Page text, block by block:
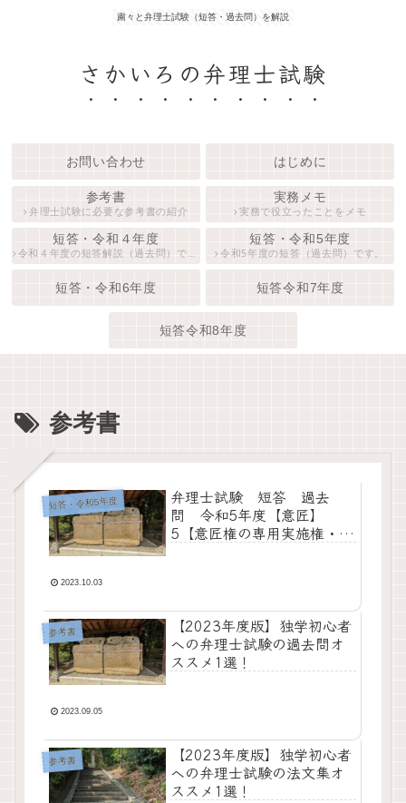
粛々と弁理士試験（短答・過去問）を解説
さかいろの弁理士試験
お問い合わせ はじめに
参考書
弁理士試験に必要な参考書の紹介
実務メモ
実務で役立ったことをメモ
短答・令和４年度
令和４年度の短答解説（過去問）です。
短答・令和5年度
令和5年度の短答（過去問）です。
短答・令和6年度 短答令和7年度
短答令和8年度
参考書
短答・令和5年度
弁理士試験 短答 過去
問 令和5年度【意匠】
5【意匠権の専用実施権・通
2023.10.03
参考書
【2023年度版】独学初心者
への弁理士試験の過去問オ
ススメ1選！
2023.09.05
参考書
【2023年度版】独学初心者
への弁理士試験の法文集オ
ススメ1選！